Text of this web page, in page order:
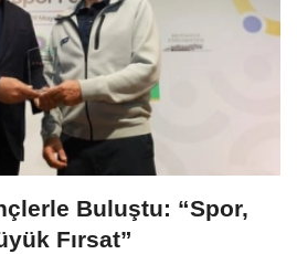
Buluştu: “Spor,
Fırsat”